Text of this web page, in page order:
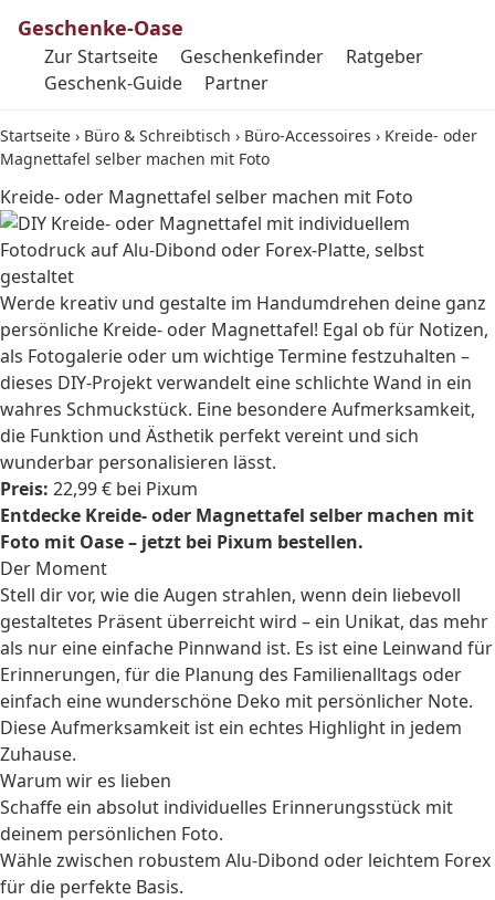
Geschenke-Oase
Zur Startseite Geschenkefinder
Ratgeber
Geschenk-Guide
Partner
Startseite › Büro & Schreibtisch › Büro-Accessoires › Kreide- oder
Magnettafel selber machen mit Foto
Kreide- oder Magnettafel selber machen mit Foto
Werde kreativ und gestalte im Handumdrehen deine ganz
persönliche Kreide- oder Magnettafel! Egal ob für Notizen,
als Fotogalerie oder um wichtige Termine festzuhalten –
dieses DIY-Projekt verwandelt eine schlichte Wand in ein
wahres Schmuckstück. Eine besondere Aufmerksamkeit,
die Funktion und Ästhetik perfekt vereint und sich
wunderbar personalisieren lässt.
Preis: 22,99 € bei Pixum
Entdecke Kreide- oder Magnettafel selber machen mit
Foto mit Oase – jetzt bei Pixum bestellen.
Der Moment
Stell dir vor, wie die Augen strahlen, wenn dein liebevoll
gestaltetes Präsent überreicht wird – ein Unikat, das mehr
als nur eine einfache Pinnwand ist. Es ist eine Leinwand für
Erinnerungen, für die Planung des Familienalltags oder
einfach eine wunderschöne Deko mit persönlicher Note.
Diese Aufmerksamkeit ist ein echtes Highlight in jedem
Zuhause.
Warum wir es lieben
Schaffe ein absolut individuelles Erinnerungsstück mit
deinem persönlichen Foto.
Wähle zwischen robustem Alu-Dibond oder leichtem Forex
für die perfekte Basis.